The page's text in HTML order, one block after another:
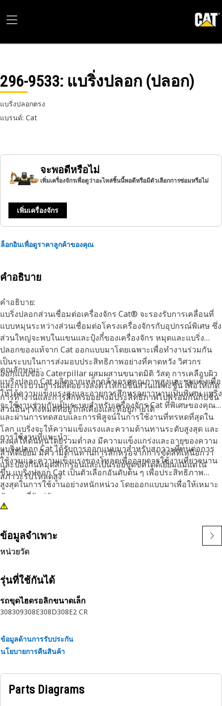
296-9533: แบริ่งปลอก (ปลอก)
แบริ่งปลอกตรง
แบรนด์: Cat
จะพอดีหรือไม่
เพิ่มเครื่องจักรเพื่อดูว่าอะไหล่ชิ้นนี้พอดีหรือมีตัวเลือกการซ่อมหรือไม่
เพิ่มเครื่องจักร
ล็อกอินเพื่อดูราคาลูกค้าของคุณ
คำอธิบาย
คำอธิบาย:
แบริ่งปลอกส่วนเชื่อมต่อเครื่องจักร Cat® จะรองรับการเคลื่อนที่
แบบหมุนระหว่างส่วนเชื่อมต่อโครงเครื่องจักรกับอุปกรณ์พิเศษ ซึ่ง
ส่วนใหญ่จะพบในแขนและปุ้งกี๋ของเครื่องจักร หมุดและแบริ่ง
ปลอกของแท้จาก Cat ออกแบบมาโดยเฉพาะเพื่อทำงานร่วมกัน
เป็นระบบในการส่งมอบประสิทธิภาพอย่างที่คาดหวัง วิศวกร
ออกแบบของ Caterpillar ผสมผสานขนาดมิติ วัสดุ การเคลือบผิว
และกระบวนการผลิตอย่างลงตัวให้กับชิ้นส่วนแต่ละชิ้น เพื่อให้เกิด
การทำงานและการสึกหรออย่างมีประสิทธิภาพไปพร้อมกันกับชิ้น
ส่วนอื่นๆ ทั้งหมดที่อยู่ใกล้เคียงและที่อยู่ภายใต้
คุณลักษณะ:
แบริ่งปลอก Cat ผลิตจากเหล็กกล้าเกรดคุณภาพสูงและชุบแข็งเพื่อ
ให้ได้ความแข็งแรงสูงและอายุการสึกหรอยาวนานเป็นพิเศษ แบริ่ง
จะใช้งานร่วมกันเป็นระบบสำหรับเครื่องจักร Cat ที่พิเศษของคุณ
และผ่านการทดสอบและการพิสูจน์ในการใช้งานที่ทรหดที่สุดใน
โลก แบริ่งจะให้ความแข็งแรงและความต้านทานระดับสูงสุด และ
ส่งผลให้ต้นทุนโดยรวมต่ำลง มีความแข็งแกร่งและอายุของความ
ล้าที่ดีเยี่ยม มีความต้านทานการสึกหรอจากการขัดสีที่เหนือกว่า
และป้องกันหมุดสึกกร่อนและเป็นรอยขูดขีดได้ดีเยี่ยมแม้แต่ใน
สภาวะรับโหลดสูง
การใช้งานที่แนะนำ:
แบริ่งปลอก Cat ได้รับการออกแบบมาสำหรับสภาวะที่ทนต่อการ
ใช้งานและความแข็งแรงของโหลดเพื่ออายุการใช้งานที่ยาวนาน
ขึ้น แบริ่งปลอก Cat เป็นตัวเลือกอันดับต้น ๆ เพื่อประสิทธิภาพ
สูงสุดในการใช้งานอย่างหนักหน่วง โดยออกแบบมาเพื่อให้เหมาะ
กับหมุดที่จับคู่กัน
ข้อมูลจำเพาะ
หน่วยวัด
รุ่นที่ใช้กันได้
รถขุดไฮดรอลิกขนาดเล็ก
308309308E308D308E2 CR
ข้อมูลด้านการรับประกัน
นโยบายการคืนสินค้า
Parts Diagrams